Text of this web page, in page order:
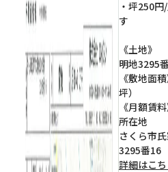
・坪250
す
《土地
明地3295
《敷地面
坪）
《月額賃
所在地
さくら市
3295番16
詳細はこち